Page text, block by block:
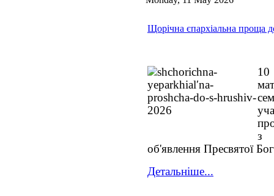
Щорічна єпархіальна проща
з
об'явлення Пресвятої
Детальніше...